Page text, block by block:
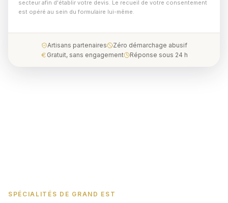
secteur afin d'établir votre devis. Le recueil de votre consentement
est opéré au sein du formulaire lui-même.
Artisans partenaires
Zéro démarchage abusif
Gratuit, sans engagement
Réponse sous 24 h
SPÉCIALITÉS DE GRAND EST